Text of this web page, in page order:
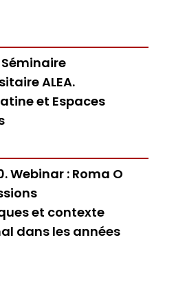
ALEA.
et Espaces
Webinar : Roma O
et contexte
dans les années